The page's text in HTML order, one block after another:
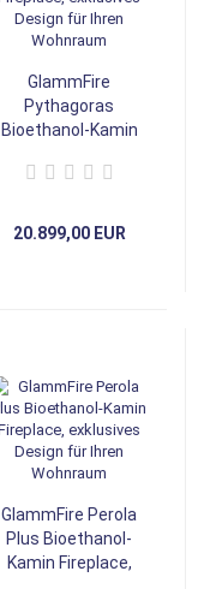
GlammFire
Pythagoras
Bioethanol-Kamin
Design für Ihren
20.899,00 EUR
GlammFire Perola
Plus Bioethanol-
Kamin Fireplace,